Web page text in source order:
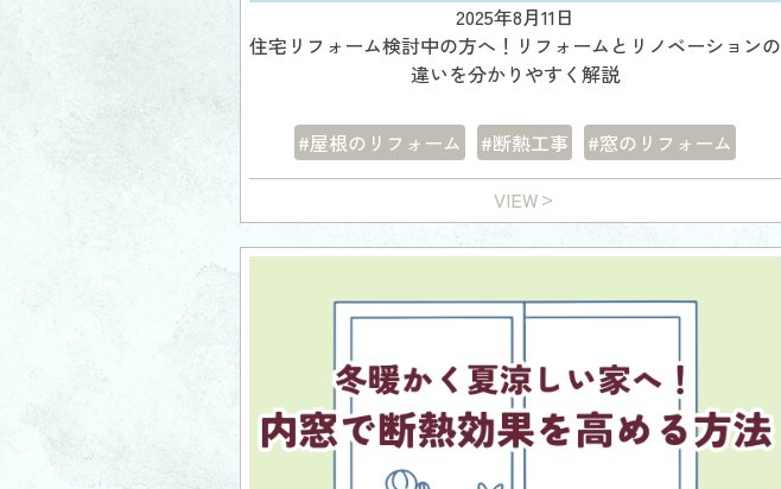
2025年8月11日
住宅リフォーム検討中の方へ！リフォームとリノベーションの
違いを分かりやすく解説
#屋根のリフォーム #断熱工事
#窓のリフォーム
VIEW